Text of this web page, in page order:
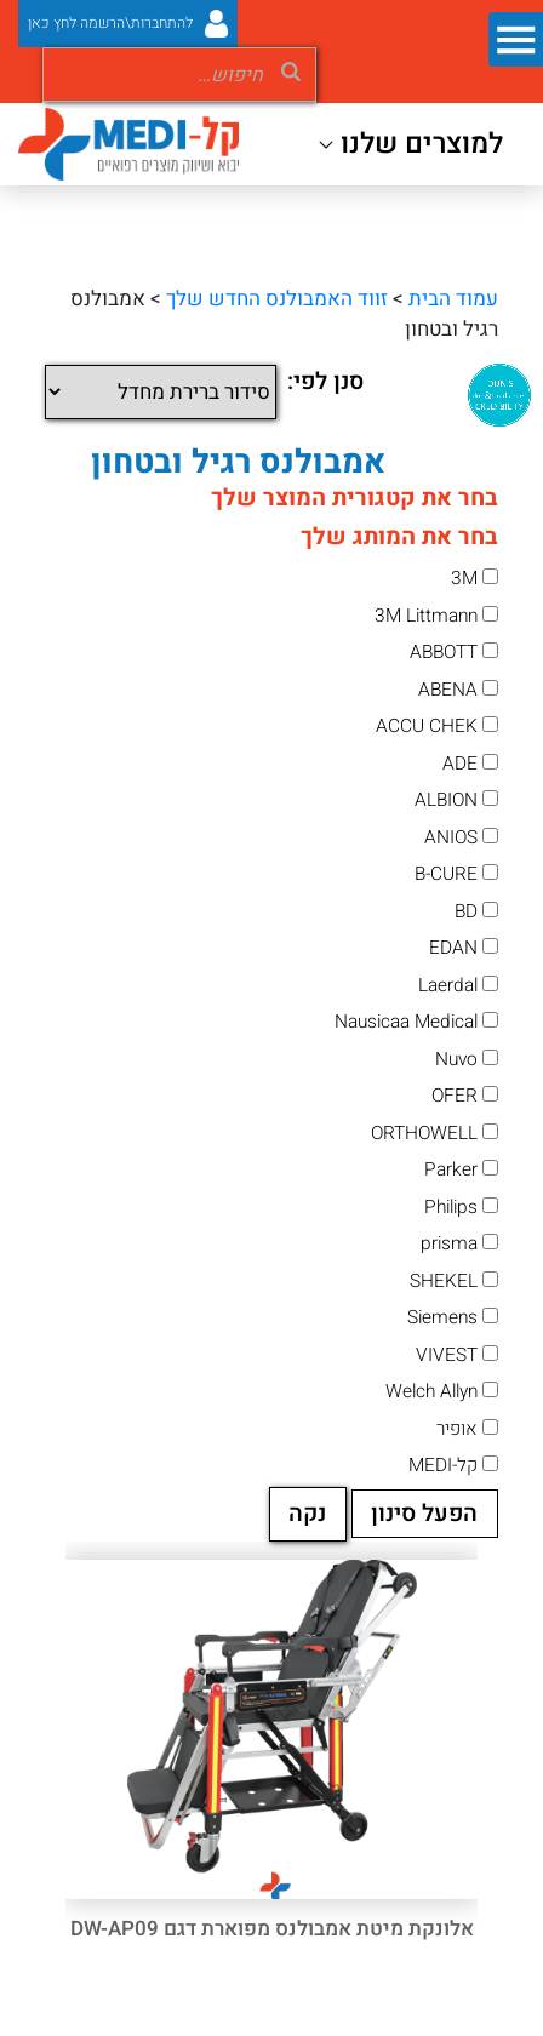
להתחברות\הרשמה לחץ כאן
למוצרים שלנו
עמוד הבית >זווד האמבולנס החדש שלך > אמבולנס
רגיל ובטחון
סנן לפי:
אמבולנס רגיל ובטחון
בחר את קטגורית המוצר שלך
בחר את המותג שלך
3M
3M Littmann
ABBOTT
ABENA
ACCU CHEK
ADE
ALBION
ANIOS
B-CURE
BD
EDAN
Laerdal
Nausicaa Medical
Nuvo
OFER
ORTHOWELL
Parker
Philips
prisma
SHEKEL
Siemens
VIVEST
Welch Allyn
אופיר
קל-MEDI
אלונקת מיטת אמבולנס מפוארת דגם DW-AP09